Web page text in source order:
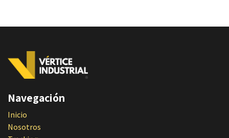
Navegación
Inicio
Nosotros